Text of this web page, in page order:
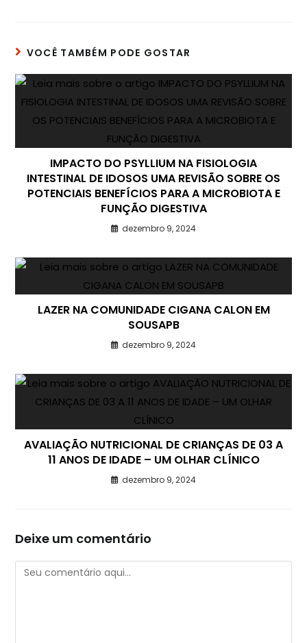
VOCÊ TAMBÉM PODE GOSTAR
IMPACTO DO PSYLLIUM NA FISIOLOGIA
INTESTINAL DE IDOSOS UMA REVISÃO SOBRE OS
POTENCIAIS BENEFÍCIOS PARA A MICROBIOTA E
FUNÇÃO DIGESTIVA
dezembro 9, 2024
LAZER NA COMUNIDADE CIGANA CALON EM
SOUSAPB
dezembro 9, 2024
AVALIAÇÃO NUTRICIONAL DE CRIANÇAS DE 03 A
11 ANOS DE IDADE – UM OLHAR CLÍNICO
dezembro 9, 2024
Deixe um comentário